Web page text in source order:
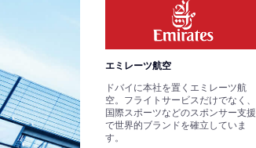
エミレーツ航空
ドバイに本社を置くエミレーツ航
空。フライトサービスだけでなく、
国際スポーツなどのスポンサー支援
で世界的ブランドを確立していま
す。